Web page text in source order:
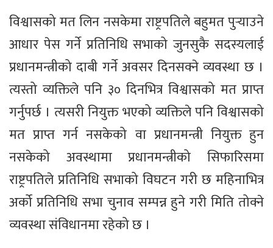
विश्वासको मत लिन नसकेमा राष्ट्रपतिले बहुमत पुर्‍याउने
आधार पेस गर्ने प्रतिनिधि सभाको जुनसुकै सदस्यलाई
प्रधानमन्त्रीको दाबी गर्ने अवसर दिनसक्ने व्यवस्था छ ।
त्यस्तो व्यक्तिले पनि ३० दिनभित्र विश्वासको मत प्राप्त
गर्नुपर्छ । त्यसरी नियुक्त भएको व्यक्तिले पनि विश्वासको
मत प्राप्त गर्न नसकेको वा प्रधानमन्त्री नियुक्त हुन
नसकेको अवस्थामा प्रधानमन्त्रीको सिफारिसमा
राष्ट्रपतिले प्रतिनिधि सभाको विघटन गरी छ महिनाभित्र
अर्को प्रतिनिधि सभा चुनाव सम्पन्न हुने गरी मिति तोक्ने
व्यवस्था संविधानमा रहेको छ ।